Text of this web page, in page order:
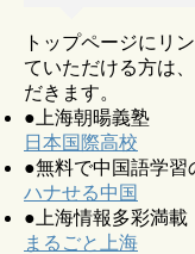
トップページにリ
ていただける方は
だきます。
●上海朝暘義塾
日本国際高校
●無料で中国語学習
ハナせる中国
●上海情報多彩満載
まるごと上海